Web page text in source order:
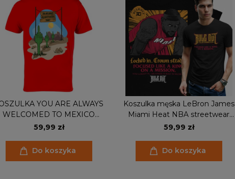
YOU ARE ALWAYS
WELCOMED TO MEXICO
TRUMP!
59,99 zł
Do koszyka
Koszulka męska LeBron James
Miami Heat NBA streetwear
Koszykówka
59,99 zł
Do koszyka